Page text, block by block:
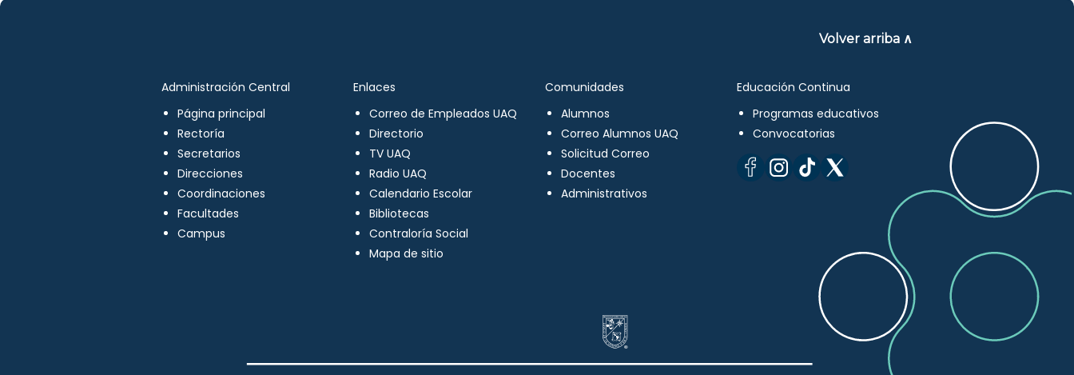
Volver arriba ∧
Administración Central
Página principal
Rectoría
Secretarios
Direcciones
Coordinaciones
Facultades
Campus
Enlaces
Correo de Empleados UAQ
Directorio
TV UAQ
Radio UAQ
Calendario Escolar
Bibliotecas
Contraloría Social
Mapa de sitio
Comunidades
Alumnos
Correo Alumnos UAQ
Solicitud Correo
Docentes
Administrativos
Educación Continua
Programas educativos
Convocatorias